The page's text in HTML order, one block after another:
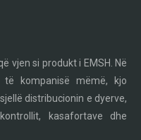
vjen si produkt i EMSH. Në
të kompanisë mëmë, kjo
distribucionin e dyerve,
kasafortave dhe